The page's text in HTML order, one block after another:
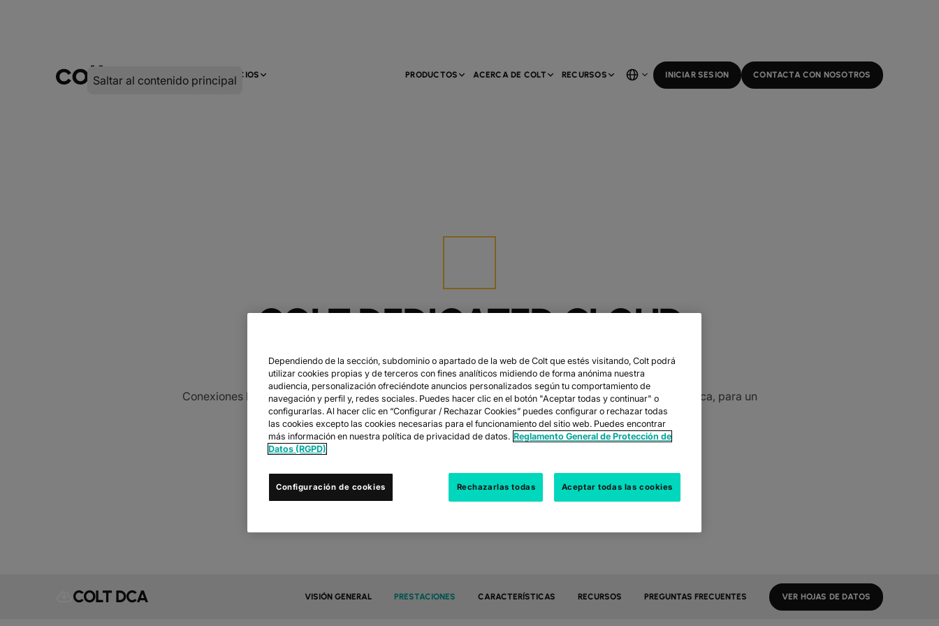
Saltar al contenido principal
INFRA DIGITAL SERVICIOS PRODUCTOS ACERCA DE COLT RECURSOS INICIAR SESION CONTACTA CON NOSOTROS
COLT DEDICATED CLOUD
ACCESS
Conexiones Ethernet e IP privadas, seguras y confiables a los principales proveedores de nube pública, para un
mayor rendimiento y control.
COLT DCA VISIÓN GENERAL PRESTACIONES CARACTERÍSTICAS RECURSOS PREGUNTAS FRECUENTES VER HOJAS DE DATOS
Dependiendo de la sección, subdominio o apartado de la web de Colt que estés visitando, Colt podrá
utilizar cookies propias y de terceros con fines analíticos midiendo de forma anónima nuestra
audiencia, personalización ofreciéndote anuncios personalizados según tu comportamiento de
navegación y perfil y, redes sociales. Puedes hacer clic en el botón "Aceptar todas y continuar" o
configurarlas. Al hacer clic en “Configurar / Rechazar Cookies” puedes configurar o rechazar todas
las cookies excepto las cookies necesarias para el funcionamiento del sitio web. Puedes encontrar
más información en nuestra política de privacidad de datos. Reglamento General de Protección de
Datos (RGPD)
Configuración de cookies Rechazarlas todas Aceptar todas las cookies